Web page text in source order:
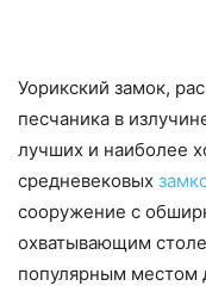
Уорикский замок,
песчаника в
лучших и наиболее
средневековых
сооружение с
охватывающим
популярным местом